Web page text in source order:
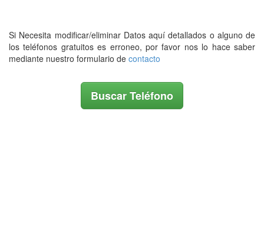
Si Necesita modificar/eliminar Datos aquí detallados o alguno de
los teléfonos gratuitos es erroneo, por favor nos lo hace saber
mediante nuestro formulario de contacto
Buscar Teléfono